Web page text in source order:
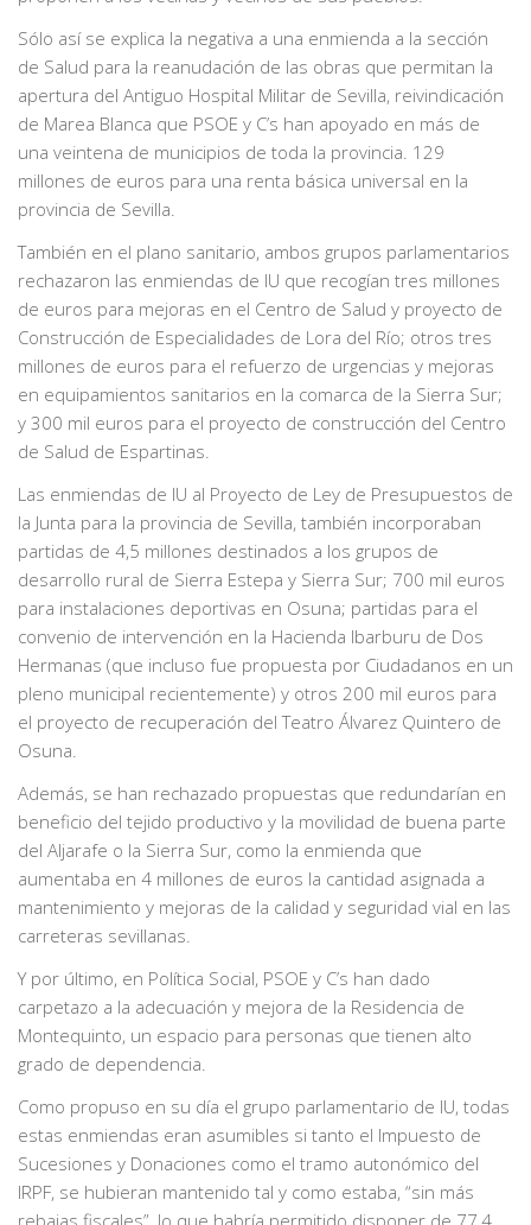
Sólo así se explica la negativa a una enmienda a la sección
de Salud para la reanudación de las obras que permitan la
apertura del Antiguo Hospital Militar de Sevilla, reivindicación
de Marea Blanca que PSOE y C’s han apoyado en más de
una veintena de municipios de toda la provincia. 129
millones de euros para una renta básica universal en la
provincia de Sevilla.
También en el plano sanitario, ambos grupos parlamentarios
rechazaron las enmiendas de IU que recogían tres millones
de euros para mejoras en el Centro de Salud y proyecto de
Construcción de Especialidades de Lora del Río; otros tres
millones de euros para el refuerzo de urgencias y mejoras
en equipamientos sanitarios en la comarca de la Sierra Sur;
y 300 mil euros para el proyecto de construcción del Centro
de Salud de Espartinas.
Las enmiendas de IU al Proyecto de Ley de Presupuestos de
la Junta para la provincia de Sevilla, también incorporaban
partidas de 4,5 millones destinados a los grupos de
desarrollo rural de Sierra Estepa y Sierra Sur; 700 mil euros
para instalaciones deportivas en Osuna; partidas para el
convenio de intervención en la Hacienda Ibarburu de Dos
Hermanas (que incluso fue propuesta por Ciudadanos en un
pleno municipal recientemente) y otros 200 mil euros para
el proyecto de recuperación del Teatro Álvarez Quintero de
Osuna.
Además, se han rechazado propuestas que redundarían en
beneficio del tejido productivo y la movilidad de buena parte
del Aljarafe o la Sierra Sur, como la enmienda que
aumentaba en 4 millones de euros la cantidad asignada a
mantenimiento y mejoras de la calidad y seguridad vial en las
carreteras sevillanas.
Y por último, en Política Social, PSOE y C’s han dado
carpetazo a la adecuación y mejora de la Residencia de
Montequinto, un espacio para personas que tienen alto
grado de dependencia.
Como propuso en su día el grupo parlamentario de IU, todas
estas enmiendas eran asumibles si tanto el Impuesto de
Sucesiones y Donaciones como el tramo autonómico del
IRPF, se hubieran mantenido tal y como estaba, “sin más
rebajas fiscales”, lo que habría permitido disponer de 77,4